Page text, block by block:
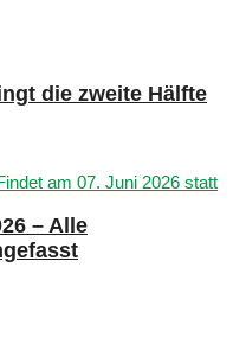
die zweite Hälfte
– Alle